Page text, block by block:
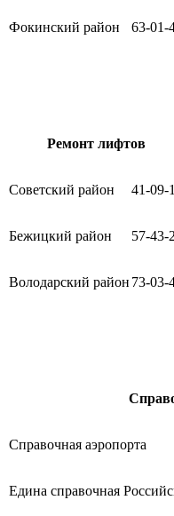
Фокинский район 63-01-
Ремонт лифтов
Советский район 41-09-
Бежицкий район 57-43-
Володарский район 73-03-
Справочная аэропорта
Едина справочная